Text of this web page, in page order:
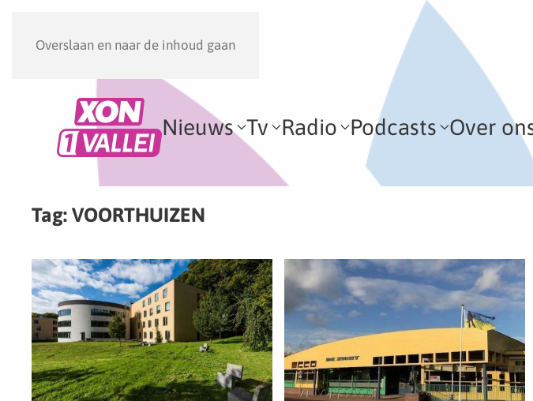
Overslaan en naar de inhoud gaan
Nieuws Tv Radio Podcasts Over
Tag: VOORTHUIZEN